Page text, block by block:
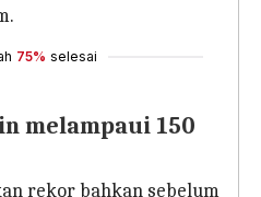
75% selesai
melampaui 150
rekor bahkan sebelum